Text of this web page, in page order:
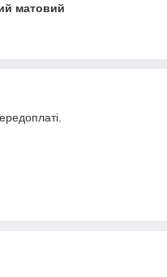
матовий